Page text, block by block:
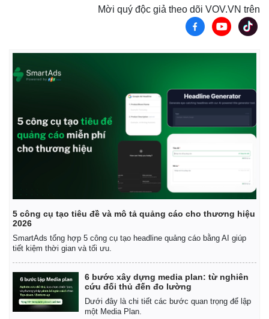
Mời quý độc giả theo dõi VOV.VN trên
5 công cụ tạo tiêu đề và mô tả quảng cáo cho thương hiệu
2026
SmartAds tổng hợp 5 công cụ tạo headline quảng cáo bằng AI giúp
tiết kiệm thời gian và tối ưu.
6 bước xây dựng media plan: từ nghiên
cứu đối thủ đến đo lường
Dưới đây là chi tiết các bước quan trọng để lập
một Media Plan.